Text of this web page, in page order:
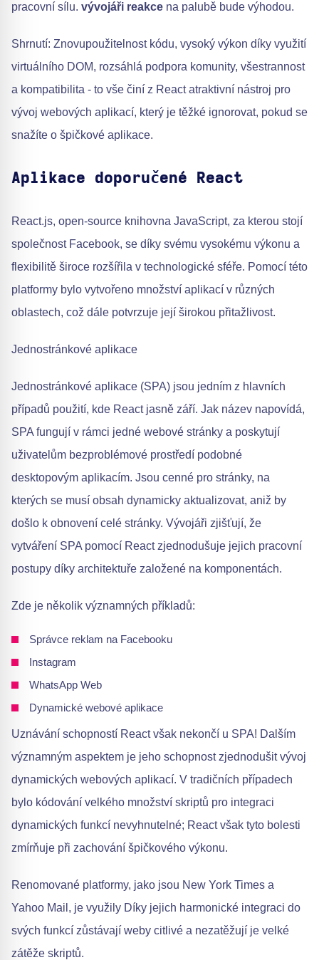
pracovní sílu. vývojáři reakce na palubě bude výhodou.
Shrnutí: Znovupoužitelnost kódu, vysoký výkon díky využití
virtuálního DOM, rozsáhlá podpora komunity, všestrannost
a kompatibilita - to vše činí z React atraktivní nástroj pro
vývoj webových aplikací, který je těžké ignorovat, pokud se
snažíte o špičkové aplikace.
Aplikace doporučené React
React.js, open-source knihovna JavaScript, za kterou stojí
společnost Facebook, se díky svému vysokému výkonu a
flexibilitě široce rozšířila v technologické sféře. Pomocí této
platformy bylo vytvořeno množství aplikací v různých
oblastech, což dále potvrzuje její širokou přitažlivost.
Jednostránkové aplikace
Jednostránkové aplikace (SPA) jsou jedním z hlavních
případů použití, kde React jasně září. Jak název napovídá,
SPA fungují v rámci jedné webové stránky a poskytují
uživatelům bezproblémové prostředí podobné
desktopovým aplikacím. Jsou cenné pro stránky, na
kterých se musí obsah dynamicky aktualizovat, aniž by
došlo k obnovení celé stránky. Vývojáři zjišťují, že
vytváření SPA pomocí React zjednodušuje jejich pracovní
postupy díky architektuře založené na komponentách.
Zde je několik významných příkladů:
Správce reklam na Facebooku
Instagram
WhatsApp Web
Dynamické webové aplikace
Uznávání schopností React však nekončí u SPA! Dalším
významným aspektem je jeho schopnost zjednodušit vývoj
dynamických webových aplikací. V tradičních případech
bylo kódování velkého množství skriptů pro integraci
dynamických funkcí nevyhnutelné; React však tyto bolesti
zmírňuje při zachování špičkového výkonu.
Renomované platformy, jako jsou New York Times a
Yahoo Mail, je využily Díky jejich harmonické integraci do
svých funkcí zůstávají weby citlivé a nezatěžují je velké
zátěže skriptů.